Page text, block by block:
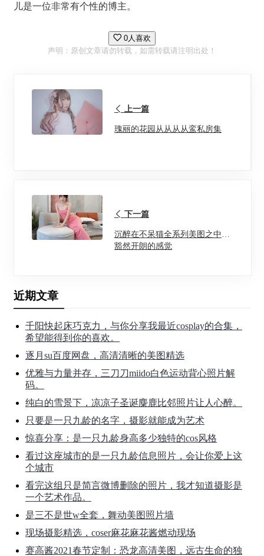
儿是一位非常有个性的博主。
0人喜欢
声明：原创文章请勿转载，如需转载请注明出处！
上一篇
瑰丽的花园从从从从鸾私房集
下一篇
沉醉在不呆猫全系列美图之中，
豁然开朗的感觉
近期文章
千阳快起床巧克力，与你分享我最近cosplay的合集，
希望能得到你的喜欢。
逐月su百度网盘，高清清晰的美图精选
优雅与力量并存，三刀刀miido白色运动背心照片解
码。
纯白的雪景下，凉凉子圣诞麋鹿比邻照片让人心醉。
只要是一只九龄的名字，摄影就能成为艺术
惊喜分享：是一只九龄身高多少独特的cos风格
看过这座城市的是一只九龄信息照片，会让你爱上这
个城市
看完这组只是简言微博删除的照片，我才知道摄影是
一个艺术作品。
是三不是世w全套，舞动美图照片墙
现场摄影精选，coser麻花麻花酱燃动现场
赛高酱2021春节定制：恐龙高清美图，远古生命的独